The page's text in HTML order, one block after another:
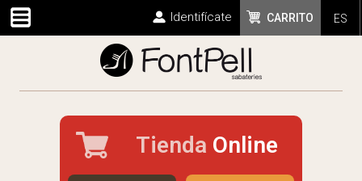
ES
CARRITO
Identifícate
Tienda Online